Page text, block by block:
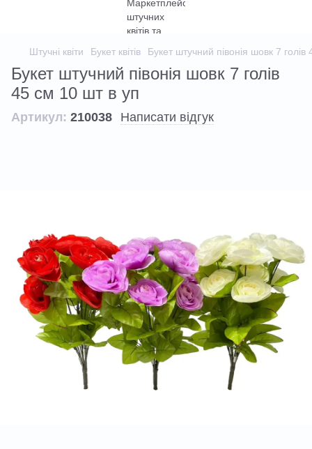
Штучні квіти Букет квітів Букет штучний півонія шовк 7
Букет штучний півонія шовк 7 голів
45 см 10 шт в уп
Артикул: 210038 Написати відгук